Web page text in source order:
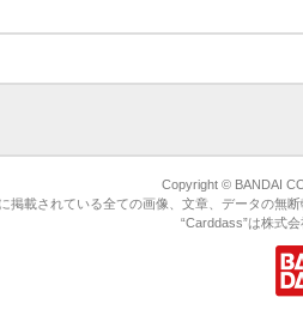
Copyright © BANDAI
掲載されている全ての画像、文章、データの無
“Carddass”は株式